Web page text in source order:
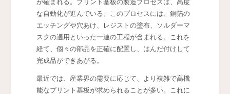
な自動化が進んでいる。このプロセスには、銅箔の
エッチングや穴あけ、レジストの塗布、ソルダーマ
スクの適用といった一連の工程が含まれる。これを
経て、個々の部品を正確に配置し、はんだ付けして
完成品ができあがる。
最近では、産業界の需要に応じて、より複雑で高機
能なプリント基板が求められることが多い。これに